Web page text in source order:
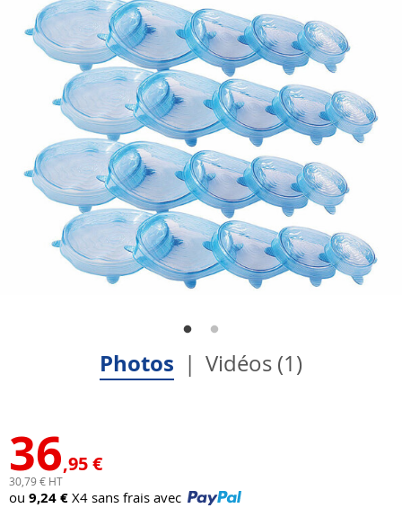
Photos Vidéos (1)
36,95 €
30,79 € HT
ou 9,24 € X4 sans frais avec